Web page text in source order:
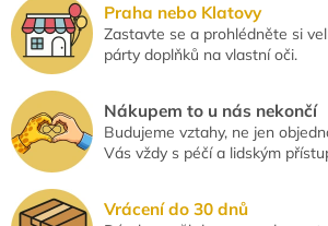
Praha nebo Klatovy
Zastavte se a prohlédněte si
párty doplňků na vlastní oči.
Nákupem to u nás nekončí
Budujeme vztahy, ne jen
Vás vždy s péčí a lidským
Vrácení do 30 dnů